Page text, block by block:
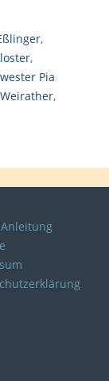
,
,
Pia
Weirather,